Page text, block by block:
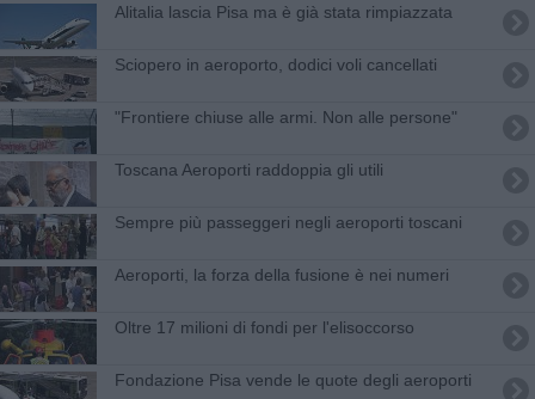
Alitalia lascia Pisa ma è già stata rimpiazzata
Sciopero in aeroporto, dodici voli cancellati
"Frontiere chiuse alle armi. Non alle persone"
Toscana Aeroporti raddoppia gli utili
Sempre più passeggeri negli aeroporti toscani
Aeroporti, la forza della fusione è nei numeri
Oltre 17 milioni di fondi per l'elisoccorso
Fondazione Pisa vende le quote degli aeroporti